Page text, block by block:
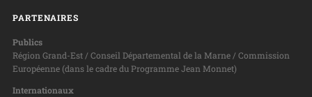
PARTENAIRES
Publics
Région Grand-Est / Conseil Départemental de la Marne / Commission
Européenne (dans le cadre du Programme Jean Monnet)
Internationaux